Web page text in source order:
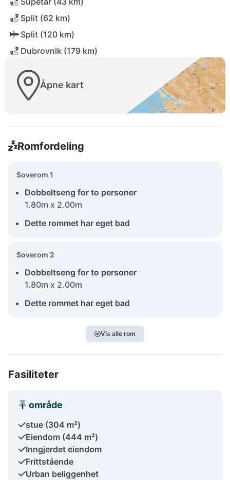
Split (62 km)
Split (120 km)
Dubrovnik (179 km)
Åpne kart
Romfordeling
Soverom 1
Dobbeltseng for to personer
1.80m x 2.00m
Dette rommet har eget bad
Soverom 2
Dobbeltseng for to personer
1.80m x 2.00m
Dette rommet har eget bad
Vis alle rom
Fasiliteter
område
stue (304 m²)
Eiendom (444 m²)
Inngjerdet eiendom
Frittstående
Urban beliggenhet